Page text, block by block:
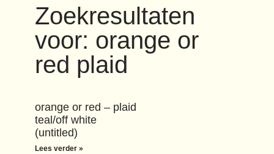
Zoekresultaten
voor: orange or
red plaid
orange or red – plaid
teal/off white
(untitled)
Lees verder »